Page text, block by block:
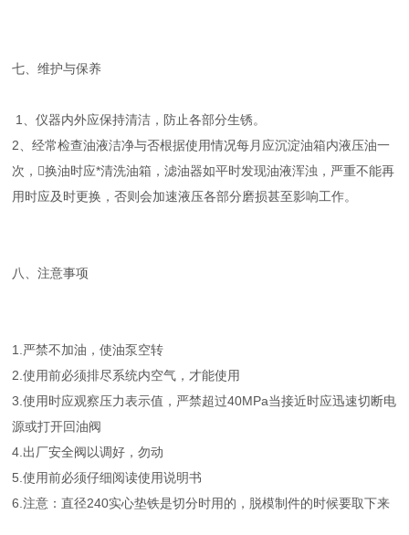
七、维护与保养
1、仪器内外应保持清洁，防止各部分生锈。
2、经常检查油液洁净与否根据使用情况每月应沉淀油箱内液压油一
次，换油时应*清洗油箱，滤油器如平时发现油液浑浊，严重不能再
用时应及时更换，否则会加速液压各部分磨损甚至影响工作。
八、注意事项
1.严禁不加油，使油泵空转
2.使用前必须排尽系统内空气，才能使用
3.使用时应观察压力表示值，严禁超过40MPa当接近时应迅速切断电
源或打开回油阀
4.出厂安全阀以调好，勿动
5.使用前必须仔细阅读使用说明书
6.注意：直径240实心垫铁是切分时用的，脱模制件的时候要取下来